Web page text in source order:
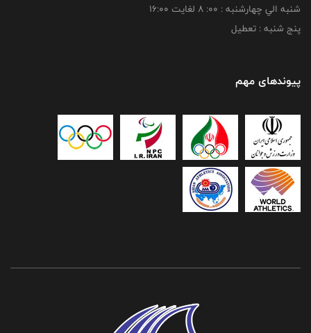
شنبه الي چهارشنبه : 00: 8 لغايت 16:00
پنج شنبه : تعطیل
پیوندهای مهم